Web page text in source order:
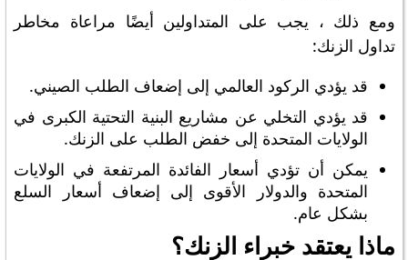
ومع ذلك ، يجب على المتداولين أيضًا مراعاة مخاطر
تداول الزنك:
قد يؤدي الركود العالمي إلى إضعاف الطلب الصيني.
قد يؤدي التخلي عن مشاريع البنية التحتية الكبرى في
الولايات المتحدة إلى خفض الطلب على الزنك.
يمكن أن تؤدي أسعار الفائدة المرتفعة في الولايات
المتحدة والدولار الأقوى إلى إضعاف أسعار السلع
بشكل عام.
ماذا يعتقد خبراء الزنك؟